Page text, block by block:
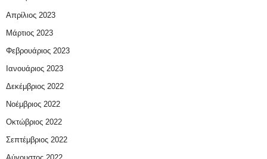
Απρίλιος 2023
Μάρτιος 2023
Φεβρουάριος 2023
Ιανουάριος 2023
Δεκέμβριος 2022
Νοέμβριος 2022
Οκτώβριος 2022
Σεπτέμβριος 2022